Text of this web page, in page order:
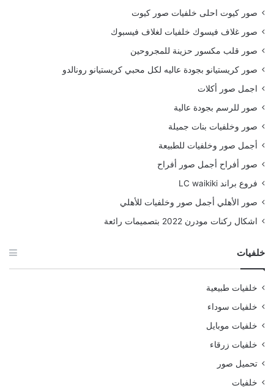
صور كيوت احلى خلفيات صور كيوت
صور غلاف فيسوك خلفيات لغلاف فيسبوك
صور قلب مكسور حزينة للمجروحين
صور كريستيانو بجودة عاليه لكل محبي كريستيانو رونالدو
اجمل صور أكلات
صور للرسم بجودة عالية
صور وخلفيات بنات جميلة
أجمل صور وخلفيات للطبيعة
صور أفراح أجمل صور أفراح
فروع براند LC waikiki
صور الأهلي أجمل صور وخلفيات للأهلي
اشكال ركنات مودرن 2022 بتصميمات رائعة
خلفيات
خلفيات طبيعية
خلفيات سوداء
خلفيات موبايل
خلفيات زرقاء
تحميل صور
خلفيات